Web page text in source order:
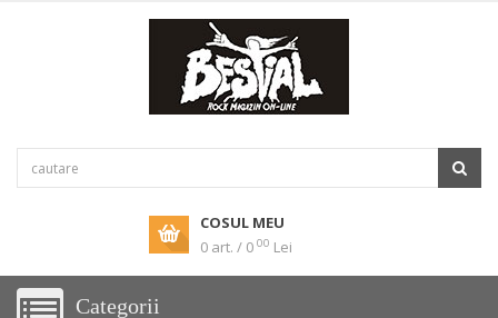
COSUL MEU
0 art. / 0 00 Lei
Categorii